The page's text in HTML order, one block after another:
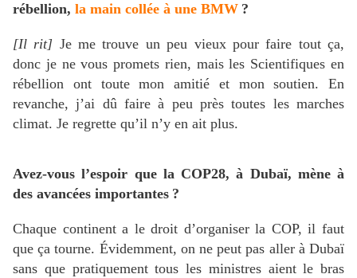
rébellion, la main collée à une BMW ?
[Il rit] Je me trouve un peu vieux pour faire tout ça,
donc je ne vous promets rien, mais les Scientifiques en
rébellion ont toute mon amitié et mon soutien. En
revanche, j’ai dû faire à peu près toutes les marches
climat. Je regrette qu’il n’y en ait plus.
Avez-vous l’espoir que la COP28, à Dubaï, mène à
des avancées importantes ?
Chaque continent a le droit d’organiser la COP, il faut
que ça tourne. Évidemment, on ne peut pas aller à Dubaï
sans que pratiquement tous les ministres aient le bras